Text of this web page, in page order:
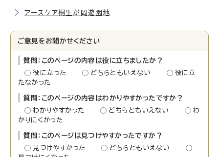
アースケア桐生が岡遊園地
ご意見をお聞かせください
質問：このページの内容は役に立ちましたか？
役に立った
どちらともいえない
役に立
たなかった
質問：このページの内容はわかりやすかったですか？
わかりやすかった
どちらともいえない
わ
かりにくかった
質問：このページは見つけやすかったですか？
見つけやすかった
どちらともいえない